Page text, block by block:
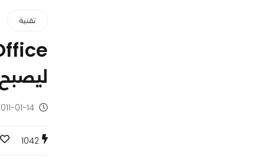
تقنية
2011-01-14 - منذ 15
1042